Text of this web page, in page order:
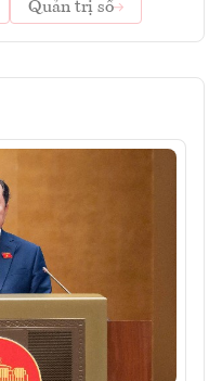
Quản trị số